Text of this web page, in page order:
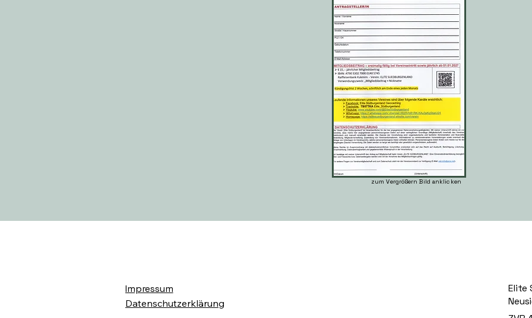
zum Vergrößern Bild anklicken
Impressum
Datenschutzerklärung
Elite